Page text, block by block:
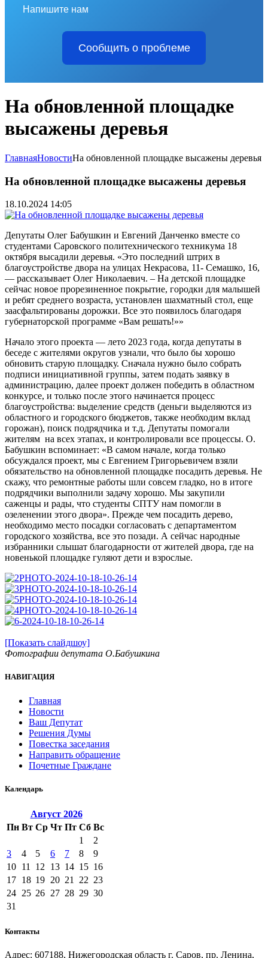
Напишите нам
Сообщить о проблеме
На обновленной площадке
высажены деревья
ГлавнаяНовостиНа обновленной площадке высажены деревья
На обновленной площадке высажены деревья
18.10.2024 14:05
Депутаты Олег Бабушкин и Евгений Данченко вместе со
студентами Саровского политехнического техникума 18
октября высадили деревья. «Это последний штрих в
благоустройстве двора на улицах Некрасова, 11- Семашко, 16,
— рассказывает Олег Николаевич. – На детской площадке
сейчас новое прорезиненное покрытие, городки для малышей
и ребят среднего возраста, установлен шахматный стол, еще
заасфальтированы дорожки. Все это появилось благодаря
губернаторской программе «Вам решать!»»
Начало этого проекта — лето 2023 года, когда депутаты в
беседе с жителями округов узнали, что было бы хорошо
обновить старую площадку. Сначала нужно было собрать
подписи инициативной группы, затем подать заявку в
администрацию, далее проект должен победить в областном
конкурсе, и только после этого начинается процесс
благоустройства: выделение средств (деньги выделяются из
областного и городского бюджетов, также необходим вклад
горожан), поиск подрядчика и т.д. Депутаты помогали
жителям на всех этапах, и контролировали все процессы. О.
Бабушкин вспоминает: «В самом начале, когда только
обсуждался проект, мы с Евгением Григорьевичем взяли
обязательство на обновленной площадке посадить деревья. Не
скажу, что ремонтные работы шли совсем гладко, но в итоге
подрядчики выполнили задачу хорошо. Мы закупили
саженцы и рады, что студенты СПТУ нам помогли в
озеленении этого двора». Прежде чем посадить дерево,
необходимо место посадки согласовать с департаментом
городского хозяйства, все это позади. А сейчас народные
избранники слышат благодарности от жителей двора, где на
новенькой площадке гуляют дети и взрослые.
[Показать слайдшоу]
Фотографии депутата О.Бабушкина
НАВИГАЦИЯ
Главная
Новости
Ваш Депутат
Решения Думы
Повестка заседания
Направить обращение
Почетные Граждане
Календарь
Август 2026
Пн Вт Ср Чт Пт Сб Вс
1
2
3
4 5 6 7 8
9
10 11 12 13 14 15 16
17 18 19 20 21 22 23
24 25 26 27 28 29 30
31
Контакты
Адрес: 607188, Нижегородская область г. Саров, пр. Ленина,